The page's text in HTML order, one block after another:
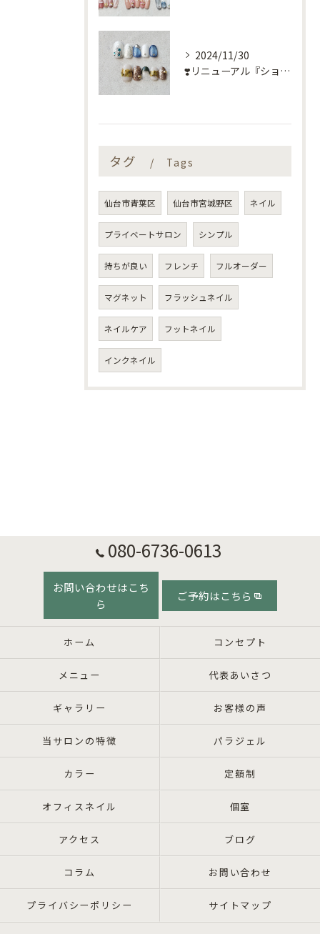
2024/11/30
❣️リニューアル『ショートネイル定額』❣️
タグ Tags
仙台市青葉区 仙台市宮城野区 ネイル
プライベートサロン シンプル
持ちが良い フレンチ フルオーダー
マグネット フラッシュネイル
ネイルケア フットネイル
インクネイル
080-6736-0613
お問い合わせはこち
ら
ご予約はこちら
ホーム コンセプト
メニュー 代表あいさつ
ギャラリー お客様の声
当サロンの特徴 パラジェル
カラー 定額制
オフィスネイル 個室
アクセス ブログ
コラム お問い合わせ
プライバシーポリシー サイトマップ